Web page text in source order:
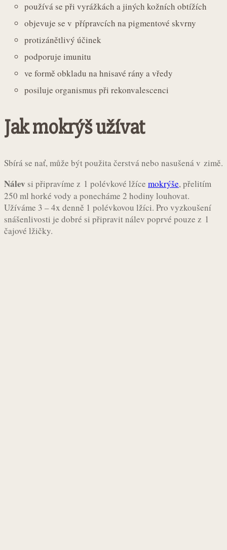
používá se při vyrážkách a jiných kožních obtížích
objevuje se v přípravcích na pigmentové skvrny
protizánětlivý účinek
podporuje imunitu
ve formě obkladu na hnisavé rány a vředy
posiluje organismus při rekonvalescenci
Jak mokrýš užívat
Sbírá se nať, může být použita čerstvá nebo nasušená v zimě.
Nálev si připravíme z 1 polévkové lžíce mokrýše, přelitím
250 ml horké vody a ponecháme 2 hodiny louhovat.
Užíváme 3 – 4x denně 1 polévkovou lžíci. Pro vyzkoušení
snášenlivosti je dobré si připravit nálev poprvé pouze z 1
čajové lžičky.